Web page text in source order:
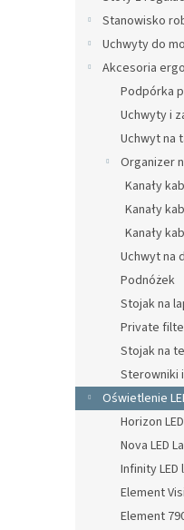
Stanowisko
Uchwyty do
Akcesoria
Podpórka
Uchwyty i
Uchwyt na
Organizer
Kanały
Kanały
Kanały
Uchwyt na
Podnóżek
Stojak na
Private
Stojak na
Sterowniki
Oświetlenie
Horizon
Nova LED
Infinity LED
Element
Element